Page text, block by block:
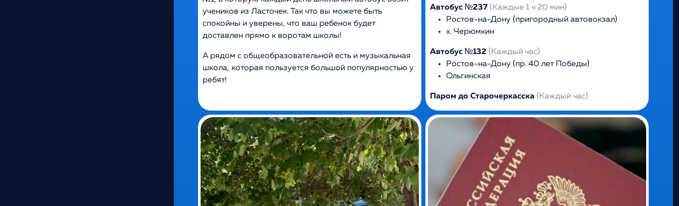
учеников из Ласточек. Так что вы можете быть
спокойны и уверены, что ваш ребенок будет
доставлен прямо к воротам школы!
А рядом с общеобразовательной есть и музыкальная
школа, которая пользуется большой популярностью у
ребят!
Автобус №237 (Каждые 1 ч 20 мин)
Ростов-на-Дону (пригородный автовокзал)
х. Черюмкин
Автобус №132 (Каждый час)
Ростов-на-Дону (пр. 40 лет Победы)
Ольгинская
Паром до Старочеркасска (Каждый час)